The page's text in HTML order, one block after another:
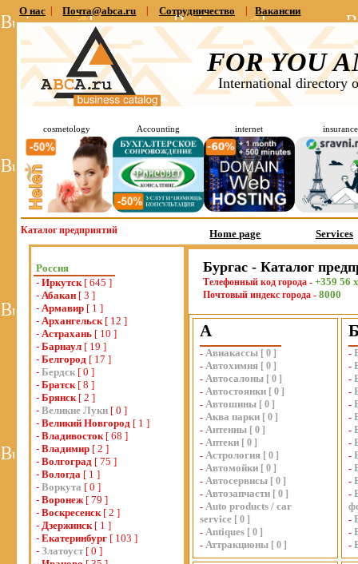
О нас Почта@abca.ru Сотрудничество Вакансии
FOR YOU
International directory
cosmetology Accounting internet insurance
Каталог предприятий Home page Services
Россия
- Иркутск[ 645 ]
- Абакан [ 3 ]
- Армавир [ 1 ]
- Архангельск[ 12 ]
- Астрахань [ 10 ]
- Барнаул [ 19 ]
- Белгород [ 17 ]
- Бердск [ 0 ]
- Братск[ 8 ]
- Брянск[ 2 ]
- Великие Луки [ 0 ]
- Великий Новгород [ 1 ]
- Владивосток[ 68 ]
- Владимир [ 2 ]
- Волгоград [ 75 ]
- Вологда [ 1 ]
- Воркута [ 0 ]
- Воронеж[ 79 ]
- Воскресенск[ 2 ]
- Дзержинск[ 1 ]
- Екатеринбург [ 103 ]
- Златоуст [ 0 ]
Бургас - Каталог
Телефонный код города - +359 56
Почтовый индекс города - 8000
А
- Авиакассы [ 0 ]
- Автохимия [ 0 ]
- Автосалоны [ 0 ]
- Автостоянки [ 0 ]
- Автошины [ 0 ]
- Аква парки [ 0 ]
- Антенны [ 0 ]
- Аптеки [ 0 ]
- Астрология [ 0 ]
- Автомойки [ 0 ]
- Автосервисы [ 0 ]
- Автозапчасти [ 0 ]
- Auto products / car
service [ 0 ]
- Antiques [ 0 ]
- Аттракционы [ 0 ]
-
-
-
-
-
-
-
-
-
-
-
-
-
-
-